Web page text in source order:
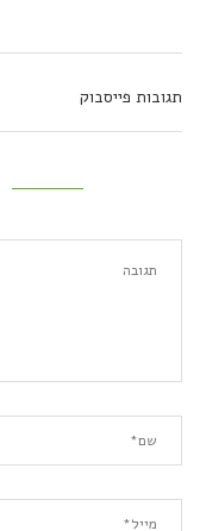
תגובות פייסבוק